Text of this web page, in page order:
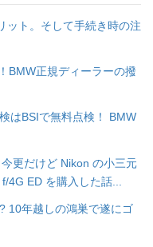
ット。そして手続き時の注
BMW正規ディーラーの撥
はBSIで無料点検！ BMW
更だけど Nikon の小三元
4G ED を購入した話...
10年越しの鴻巣で遂にゴ